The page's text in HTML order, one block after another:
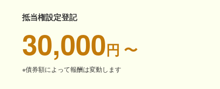
抵当権設定登記
30,000円 〜
※債券額によって報酬は変動します